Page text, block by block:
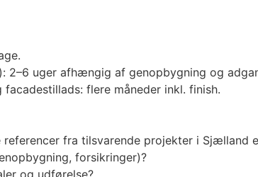
2–6 uger afhængig af genopbygning og
flere måneder inkl. finish.
fra tilsvarende projekter i Sjælland
forsikringer)?